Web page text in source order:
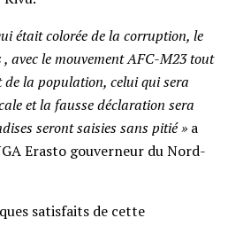
était colorée de la corruption, le
avec le mouvement AFC-M23 tout
la population, celui qui sera
et la fausse déclaration sera
seront saisies sans pitié » a
Erasto gouverneur du Nord-
satisfaits de cette